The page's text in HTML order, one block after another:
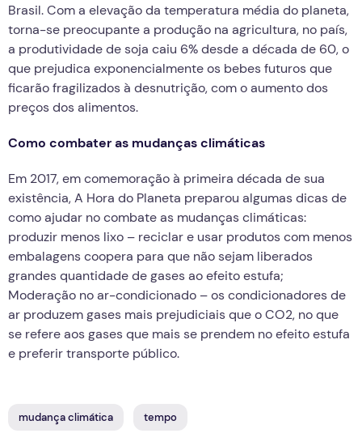
Brasil. Com a elevação da temperatura média do planeta,
torna-se preocupante a produção na agricultura, no país,
a produtividade de soja caiu 6% desde a década de 60, o
que prejudica exponencialmente os bebes futuros que
ficarão fragilizados à desnutrição, com o aumento dos
preços dos alimentos.
Como combater as mudanças climáticas
Em 2017, em comemoração à primeira década de sua
existência, A Hora do Planeta preparou algumas dicas de
como ajudar no combate as mudanças climáticas:
produzir menos lixo – reciclar e usar produtos com menos
embalagens coopera para que não sejam liberados
grandes quantidade de gases ao efeito estufa;
Moderação no ar-condicionado – os condicionadores de
ar produzem gases mais prejudiciais que o CO2, no que
se refere aos gases que mais se prendem no efeito estufa
e preferir transporte público.
mudança climática tempo